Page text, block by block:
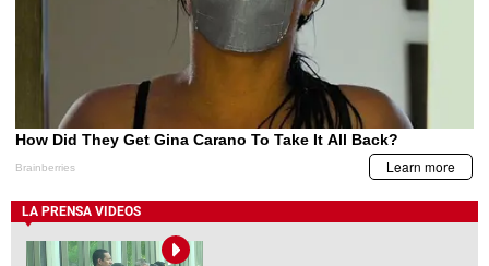
LA PRENSA VIDEOS